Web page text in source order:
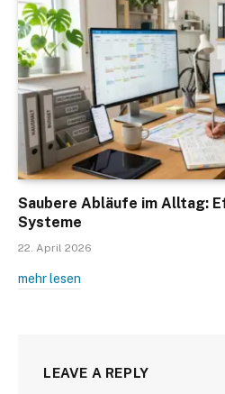
Saubere Abläufe im Alltag:
Systeme
22. April 2026
mehr lesen
LEAVE A REPLY